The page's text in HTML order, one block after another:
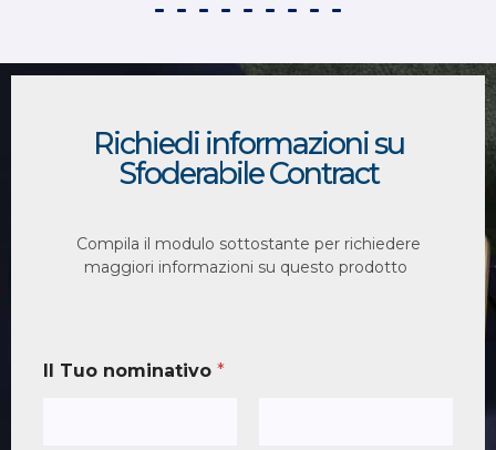
Richiedi informazioni su
Sfoderabile Contract
Compila il modulo sottostante per richiedere
maggiori informazioni su questo prodotto
Il Tuo nominativo *